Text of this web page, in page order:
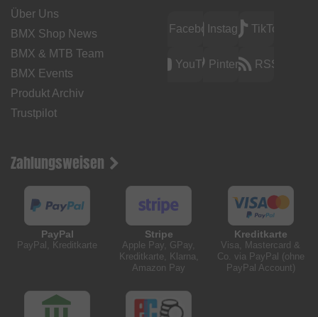
Über Uns
BMX Shop News
BMX & MTB Team
BMX Events
Produkt Archiv
Trustpilot
FacebookInstagramTikTok
YouTubePinterest RSS
Zahlungsweisen
PayPal
PayPal, Kreditkarte
Stripe
Apple Pay, GPay,
Kreditkarte, Klarna,
Amazon Pay
Kreditkarte
Visa, Mastercard &
Co. via PayPal (ohne
PayPal Account)